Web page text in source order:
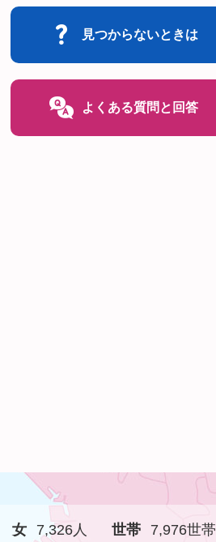
見つからないときは
よくある質問と回答
女 7,326人 世帯 7,976世帯